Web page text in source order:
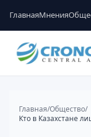
ГлавнаяМнения
Главная/Общество/